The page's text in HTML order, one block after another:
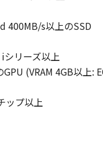
400MB/s以上のSSD
リーズ以上
(VRAM 4GB以上:
ップ以上